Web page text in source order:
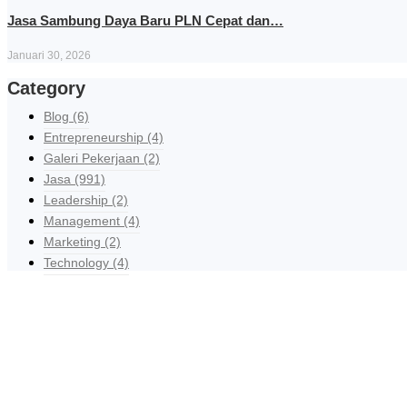
Jasa Sambung Daya Baru PLN Cepat dan…
Januari 30, 2026
Category
Blog (6)
Entrepreneurship (4)
Galeri Pekerjaan (2)
Jasa (991)
Leadership (2)
Management (4)
Marketing (2)
Technology (4)